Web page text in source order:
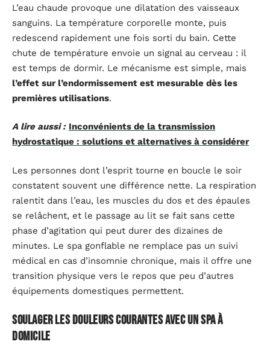
L’eau chaude provoque une dilatation des vaisseaux
sanguins. La température corporelle monte, puis
redescend rapidement une fois sorti du bain. Cette
chute de température envoie un signal au cerveau : il
est temps de dormir. Le mécanisme est simple, mais
l’effet sur l’endormissement est mesurable dès les
premières utilisations.
A lire aussi : Inconvénients de la transmission
hydrostatique : solutions et alternatives à considérer
Les personnes dont l’esprit tourne en boucle le soir
constatent souvent une différence nette. La respiration
ralentit dans l’eau, les muscles du dos et des épaules
se relâchent, et le passage au lit se fait sans cette
phase d’agitation qui peut durer des dizaines de
minutes. Le spa gonflable ne remplace pas un suivi
médical en cas d’insomnie chronique, mais il offre une
transition physique vers le repos que peu d’autres
équipements domestiques permettent.
Soulager les douleurs courantes avec un spa à
domicile